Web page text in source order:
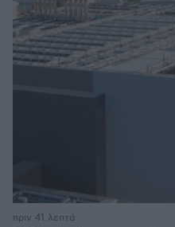
πριν 41 λεπτά